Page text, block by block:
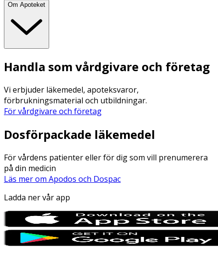
Om Apoteket
Handla som vårdgivare och företag
Vi erbjuder läkemedel, apoteksvaror,
förbrukningsmaterial och utbildningar.
För vårdgivare och företag
Dosförpackade läkemedel
För vårdens patienter eller för dig som vill prenumerera
på din medicin
Läs mer om Apodos och Dospac
Ladda ner vår app